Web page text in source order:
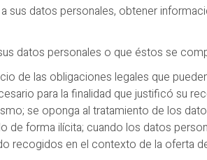
sus datos personales, obtener
datos personales o que éstos se
de las obligaciones legales que
para la finalidad que justificó su
se oponga al tratamiento de los
forma ilícita; cuando los datos
recogidos en el contexto de la oferta